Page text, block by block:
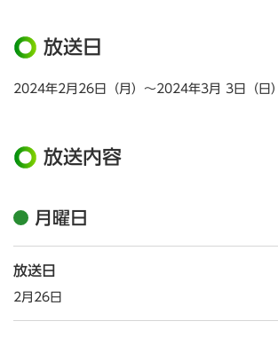
放送日
2024年2月26日（月）～2024年3月 3日（日）
放送内容
月曜日
放送日
2月26日